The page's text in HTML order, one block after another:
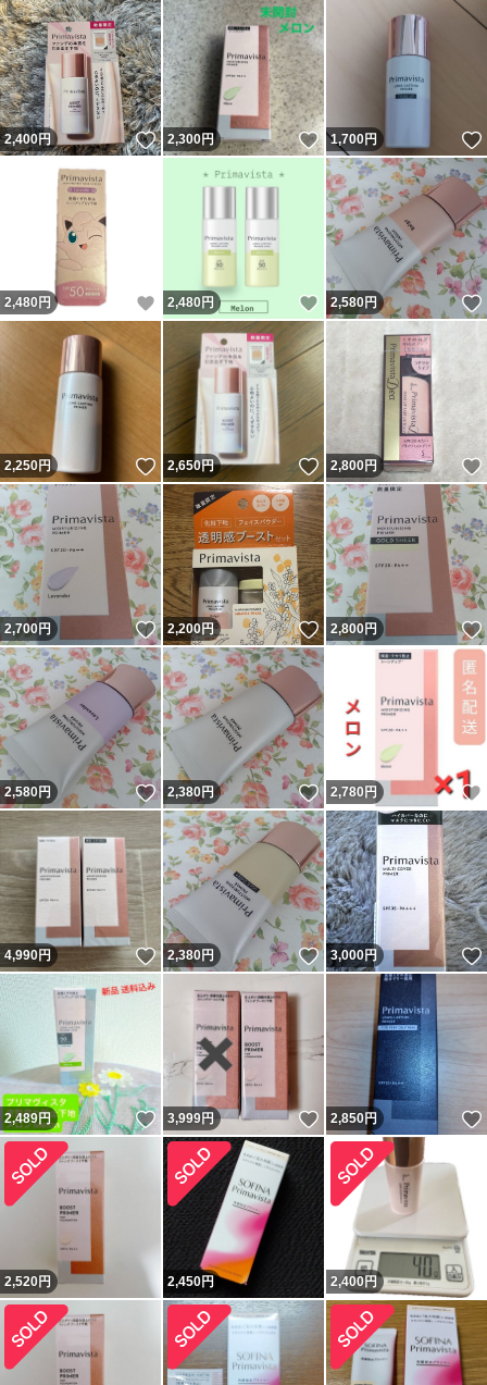
2,400円 いいね！
2,300円 いいね！
1,700円
2,480 円 いいね！
2,480円 いいね！
2,580円
2,250円 いいね！
2,650円 いいね！
2,800円
2,700円 いいね！
2,200円 いいね！
2,800円
2,580円 いいね！
2,380円 いいね！
2,780 円
4,990円 いいね！
2,380円 いいね！
3,000円
2,489円 いいね！
3,999円 いいね！
2,850円
2,520円 2,450円 2,400円